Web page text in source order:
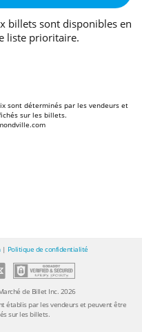
billets sont disponibles en
liste prioritaire.
sont déterminés par les vendeurs et
sur les billets.
| Politique de confidentialité
de Billet Inc. 2026
établis par les vendeurs et peuvent être
sur les billets.